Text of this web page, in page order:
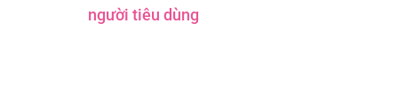
người tiêu dùng